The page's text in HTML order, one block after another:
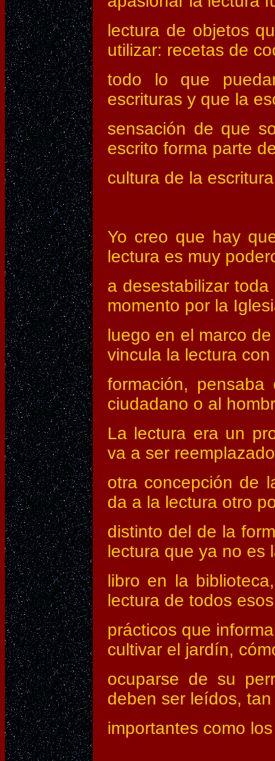
lectura de objetos
utilizar: recetas de
todo lo que
escrituras y que la
sensación de que
escrito forma parte
cultura de la
Yo creo que hay
lectura es muy
a desestabilizar
momento por la
luego en el marco
vincula la lectura con
formación,
ciudadano o al
La lectura era un
va a ser
otra concepción de
da a la lectura otro
distinto del de la
lectura que ya no es
libro en la
lectura de todos
prácticos que
cultivar el jardín,
ocuparse de su
deben ser leídos, tan
importantes como